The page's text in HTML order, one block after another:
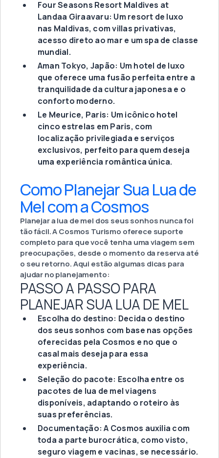
Four Seasons Resort Maldives at
Landaa Giraavaru: Um resort de luxo
nas Maldivas, com villas privativas,
acesso direto ao mar e um spa de classe
mundial.
Aman Tokyo, Japão: Um hotel de luxo
que oferece uma fusão perfeita entre a
tranquilidade da cultura japonesa e o
conforto moderno.
Le Meurice, Paris: Um icônico hotel
cinco estrelas em Paris, com
localização privilegiada e serviços
exclusivos, perfeito para quem deseja
uma experiência romântica única.
Como Planejar Sua Lua de
Mel com a Cosmos
Planejar a lua de mel dos seus sonhos nunca foi
tão fácil. A Cosmos Turismo oferece suporte
completo para que você tenha uma viagem sem
preocupações, desde o momento da reserva até
o seu retorno. Aqui estão algumas dicas para
ajudar no planejamento:
PASSO A PASSO PARA
PLANEJAR SUA LUA DE MEL
Escolha do destino: Decida o destino
dos seus sonhos com base nas opções
oferecidas pela Cosmos e no que o
casal mais deseja para essa
experiência.
Seleção do pacote: Escolha entre os
pacotes de lua de mel viagens
disponíveis, adaptando o roteiro às
suas preferências.
Documentação: A Cosmos auxilia com
toda a parte burocrática, como visto,
seguro viagem e vacinas, se necessário.